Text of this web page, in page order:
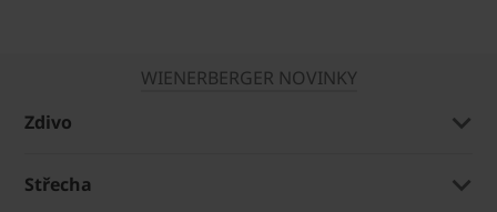
WIENERBERGER NOVINKY
Zdivo
Střecha